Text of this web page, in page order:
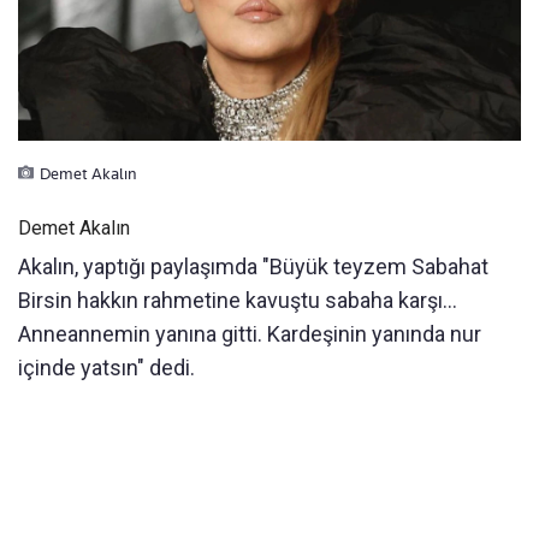
Demet Akalın
Demet Akalın
Akalın, yaptığı paylaşımda "Büyük teyzem Sabahat
Birsin hakkın rahmetine kavuştu sabaha karşı...
Anneannemin yanına gitti. Kardeşinin yanında nur
içinde yatsın" dedi.